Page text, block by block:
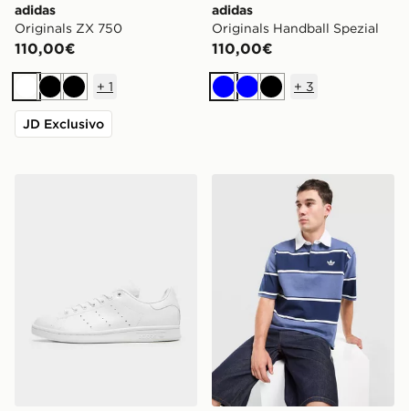
adidas
Originals ZX 750
110,00€
Bianco
NeroNero
+ 1
JD Exclusivo
adidas
Originals Handball Spezial
110,00€
BluBluNero
+ 3
adidas Originals Polo